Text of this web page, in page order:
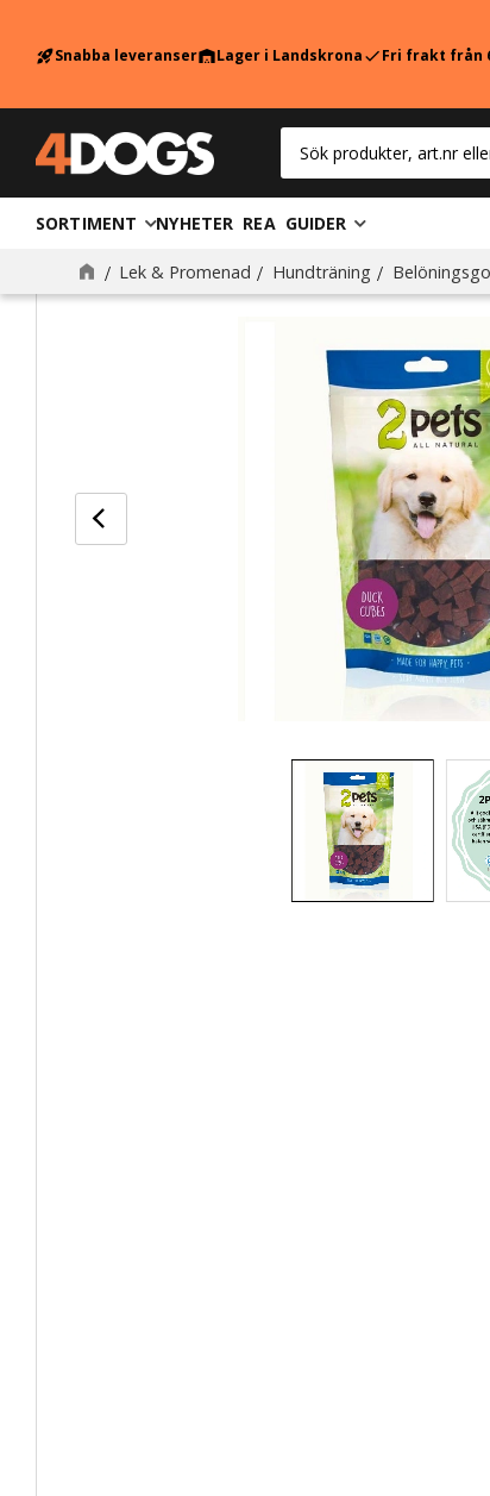
rocket_launchSnabba leveranserwarehouseLager i LandskronacheckFri frakt från
SORTIMENT NYHETER REA GUIDER
Lek & Promenad Hundträning